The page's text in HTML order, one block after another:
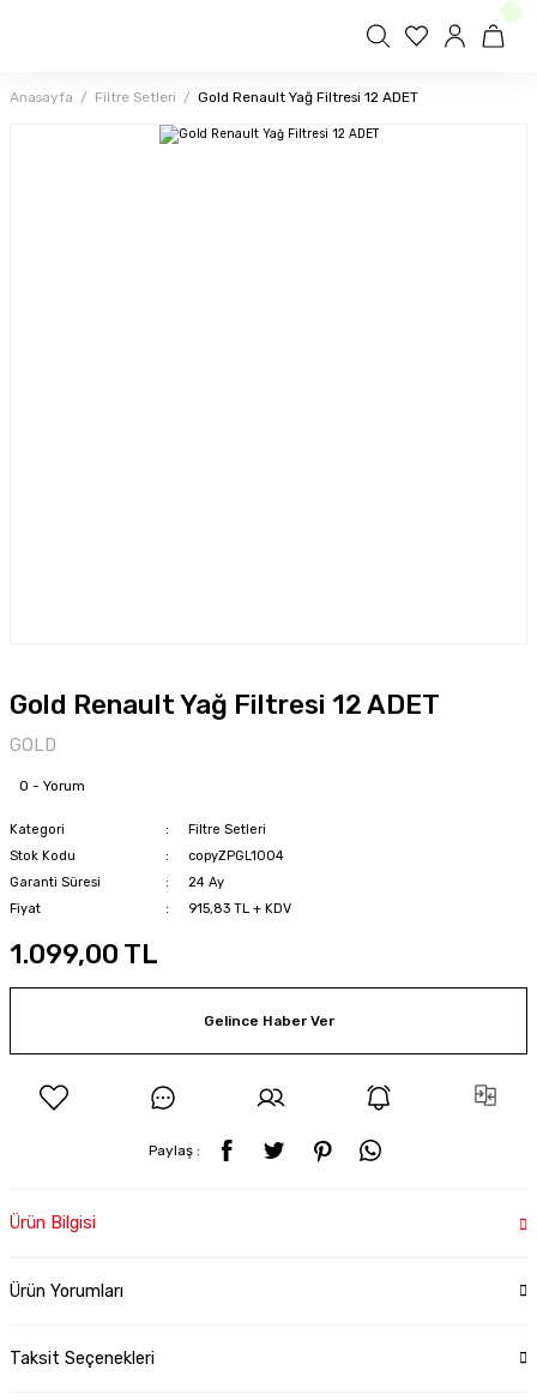
Anasayfa Filtre Setleri Gold Renault Yağ Filtresi 12 ADET
Gold Renault Yağ Filtresi 12 ADET
GOLD
0 - Yorum
Kategori
Filtre Setleri
Stok Kodu
copyZPGL1004
Garanti Süresi
24 Ay
Fiyat
915,83 TL + KDV
1.099,00 TL
Gelince Haber Ver
Paylaş :
Ürün Bilgisi
Ürün Yorumları
Taksit Seçenekleri